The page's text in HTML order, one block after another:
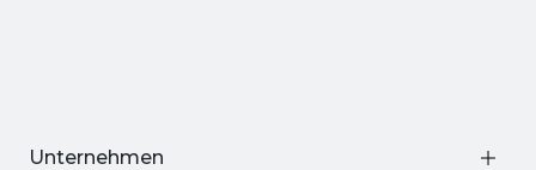
Unternehmen